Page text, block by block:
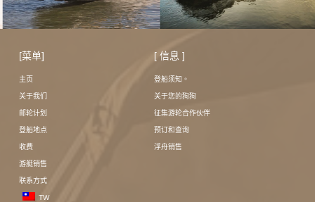
[菜单]
主页
关于我们
邮轮计划
登船地点
收费
游艇销售
联系方式
TW
[ 信息 ]
登船须知。
关于您的狗狗
征集游轮合作伙伴
预订和查询
浮舟销售